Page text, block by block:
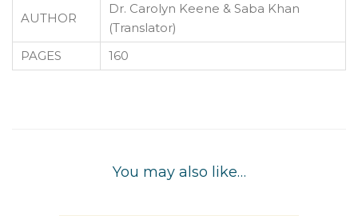
AUTHOR
Dr. Carolyn Keene & Saba Khan
(Translator)
PAGES
160
You may also like…